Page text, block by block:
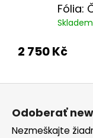
Fólia:
Skladem
2 750 Kč
Odoberať
Nezmeškajte